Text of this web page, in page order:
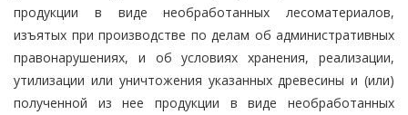
продукции в виде необработанных лесоматериалов,
изъятых при производстве по делам об административных
правонарушениях, и об условиях хранения, реализации,
утилизации или уничтожения указанных древесины и (или)
полученной из нее продукции в виде необработанных